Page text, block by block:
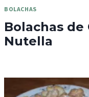
BOLACHAS
Bolachas
Nutella